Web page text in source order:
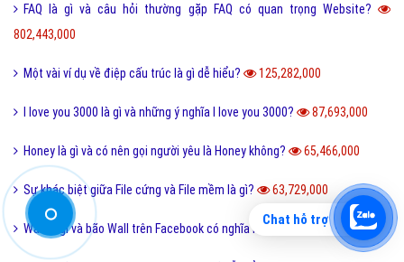
FAQ là gì và câu hỏi thường gặp FAQ có quan trọng Website?
802,443,000
Một vài ví dụ về điệp cấu trúc là gì dễ hiểu? 125,282,000
I love you 3000 là gì và những ý nghĩa I love you 3000? 87,693,000
Honey là gì và có nên gọi người yêu là Honey không? 65,466,000
Sự khác biệt giữa File cứng và File mềm là gì? 63,729,000
Wall là gì và bão Wall trên Facebook có nghĩa là gì? 55,242,000
Chat hỗ trợ